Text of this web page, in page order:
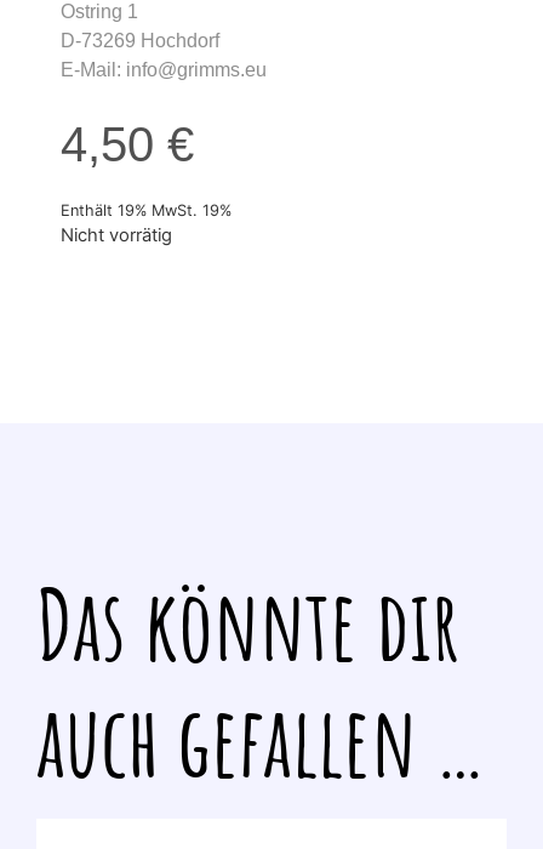
Ostring 1
D-73269 Hochdorf
E-Mail: info@grimms.eu
4,50 €
Enthält 19% MwSt. 19%
Nicht vorrätig
Das könnte dir
auch gefallen …